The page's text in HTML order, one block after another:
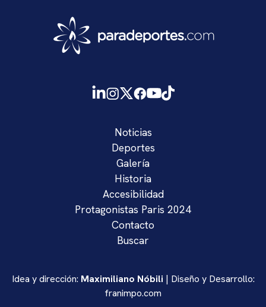
Noticias
Deportes
Galería
Historia
Accesibilidad
Protagonistas Paris 2024
Contacto
Buscar
Idea y dirección: Maximiliano Nóbili | Diseño y Desarrollo:
franimpo.com